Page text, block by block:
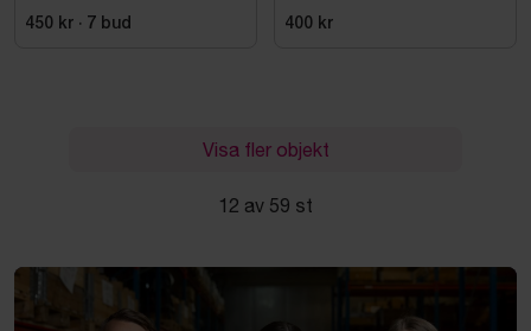
450 kr · 7 bud 400 kr
Visa fler objekt
12 av 59 st